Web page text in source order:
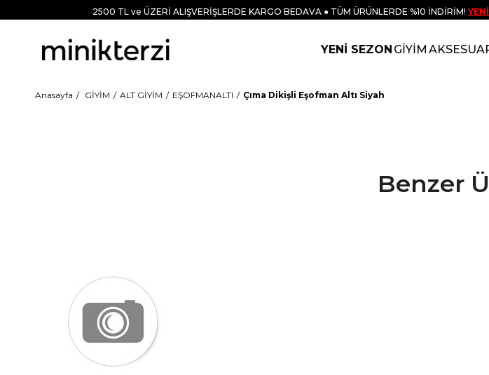
2500 TL ve ÜZERİ ALIŞVERİŞLERDE KARGO BEDAVA ● TÜM ÜRÜNLERDE %10 İNDİRİM!
YENİ SEZON GİYİM
Anasayfa GİYİM ALT GİYİM EŞOFMANALTI
Çıma Dikişli Eşofman Altı Siyah
Benzer